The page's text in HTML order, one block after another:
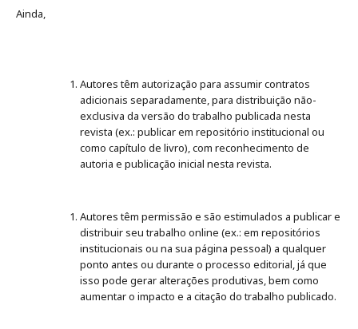
Ainda,
Autores têm autorização para assumir contratos
adicionais separadamente, para distribuição não-
exclusiva da versão do trabalho publicada nesta
revista (ex.: publicar em repositório institucional ou
como capítulo de livro), com reconhecimento de
autoria e publicação inicial nesta revista.
Autores têm permissão e são estimulados a publicar e
distribuir seu trabalho online (ex.: em repositórios
institucionais ou na sua página pessoal) a qualquer
ponto antes ou durante o processo editorial, já que
isso pode gerar alterações produtivas, bem como
aumentar o impacto e a citação do trabalho publicado.